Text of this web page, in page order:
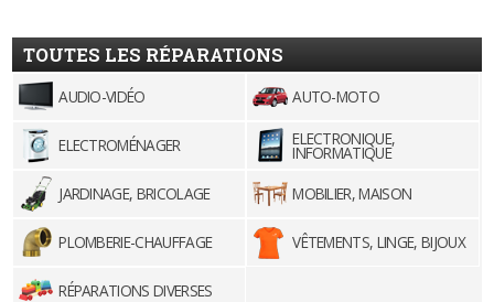
TOUTES LES RÉPARATIONS
AUDIO-VIDÉO AUTO-MOTO
ELECTROMÉNAGER ELECTRONIQUE,
INFORMATIQUE
JARDINAGE, BRICOLAGE
MOBILIER, MAISON
PLOMBERIE-CHAUFFAGE VÊTEMENTS, LINGE, BIJOUX
RÉPARATIONS DIVERSES